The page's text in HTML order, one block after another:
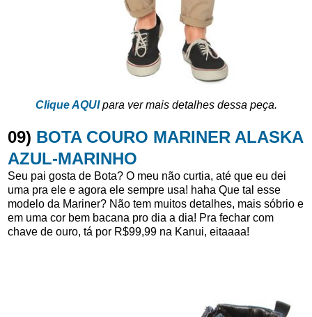
Clique AQUIpara ver mais detalhes dessa peça.
09) BOTA COURO MARINER ALASKA
AZUL-MARINHO
Seu pai gosta de Bota? O meu não curtia, até que eu dei
uma pra ele e agora ele sempre usa! haha Que tal esse
modelo da Mariner? Não tem muitos detalhes, mais sóbrio e
em uma cor bem bacana pro dia a dia! Pra fechar com
chave de ouro, tá por R$99,99 na Kanui, eitaaaa!